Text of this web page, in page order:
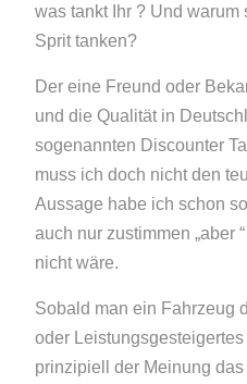
was tankt Ihr ? Und
Sprit tanken?
Der eine Freund oder
und die Qualität in
sogenannten Discounter
muss ich doch nicht den
Aussage habe ich schon
auch nur zustimmen „aber
nicht wäre.
Sobald man ein Fahrzeug
oder
prinzipiell der Meinung